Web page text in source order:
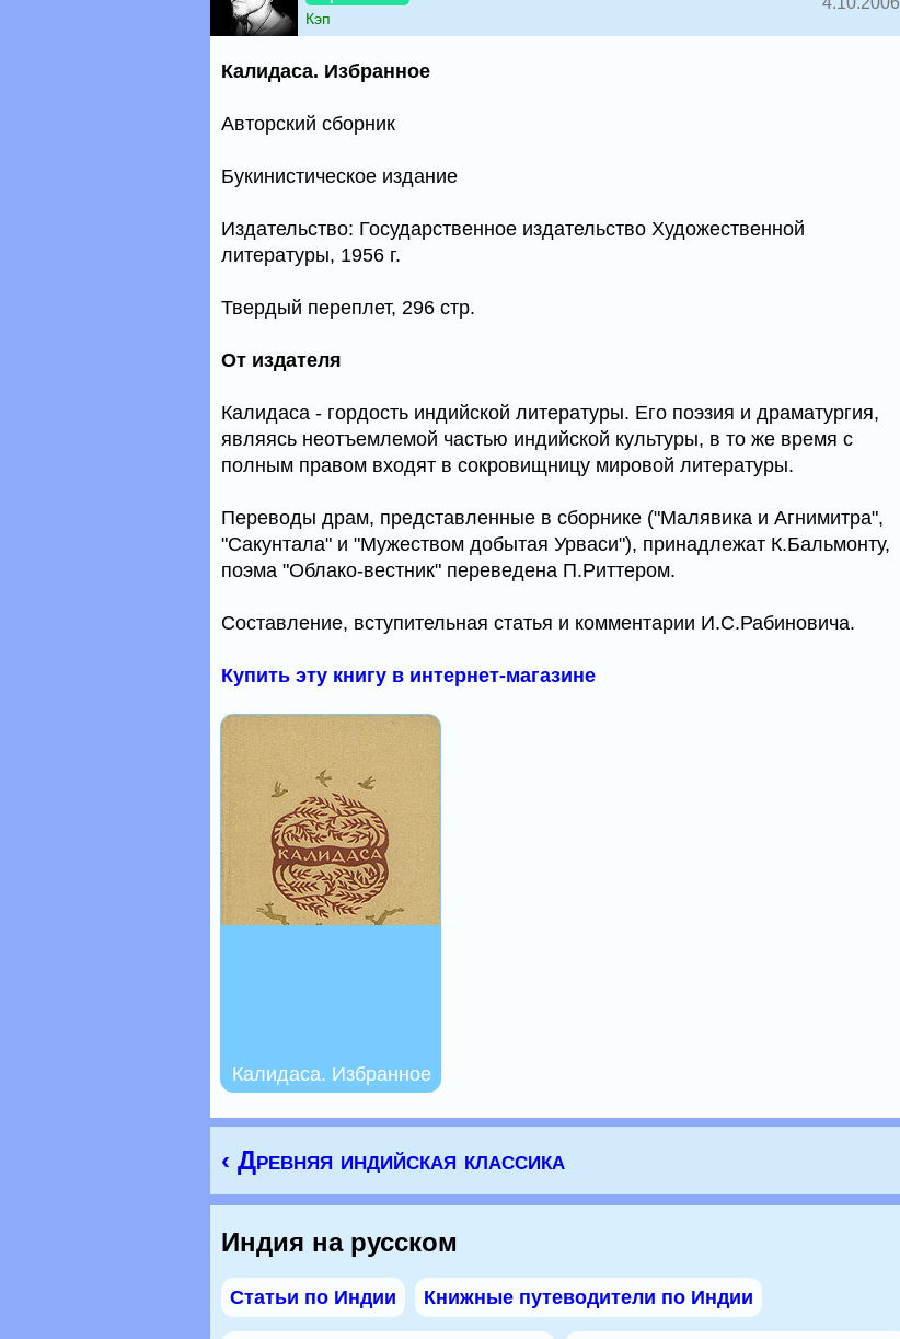
Кэп
Калидаса. Избранное
Авторский сборник
Букинистическое издание
Издательство: Государственное издательство Художественной
литературы, 1956 г.
Твердый переплет, 296 стр.
От издателя
Калидаса - гордость индийской литературы. Его поэзия и драматургия,
являясь неотъемлемой частью индийской культуры, в то же время с
полным правом входят в сокровищницу мировой литературы.
Переводы драм, представленные в сборнике ("Малявика и Агнимитра",
"Сакунтала" и "Мужеством добытая Урваси"), принадлежат К.Бальмонту,
поэма "Облако-вестник" переведена П.Риттером.
Составление, вступительная статья и комментарии И.С.Рабиновича.
Купить эту книгу в интернет-магазине
Калидаса. Избранное
‹ Древняя индийская классика
Индия на русском
Статьи по Индии Книжные путеводители по Индии